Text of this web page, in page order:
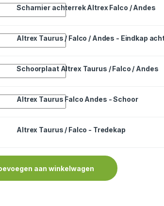
Scharnier achterrek Altrex Falco / Andes
Altrex Taurus / Falco / Andes - Eindkap
Schoorplaat Altrex Taurus / Falco / Andes
Altrex Taurus Falco Andes - Schoor
meerdere variaties. Deze optie kan gekozen
Altrex Taurus / Falco - Tredekap
aan winkelwagen